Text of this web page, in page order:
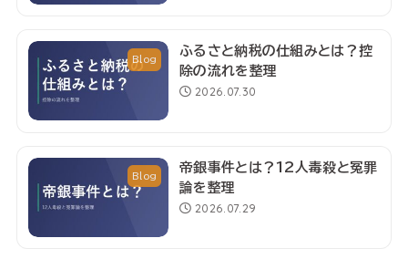
Blog
ふるさと納税の仕組みとは？控
除の流れを整理
2026.07.30
Blog
帝銀事件とは？12人毒殺と冤罪
論を整理
2026.07.29